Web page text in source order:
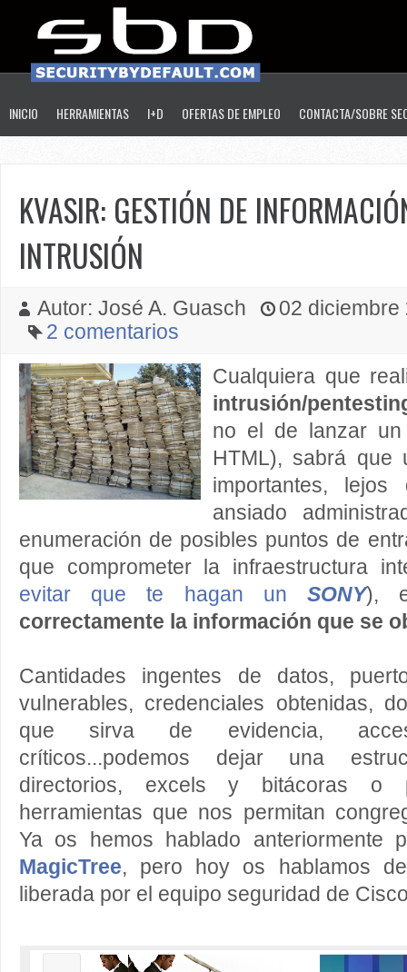
INICIO HERRAMIENTAS I+D OFERTAS DE EMPLEO CONTACTA/SOBRE
KVASIR: GESTIÓN DE
INTRUSIÓN
Autor: José A. Guasch
02 diciembre
2 comentarios
Cualquiera que
intrusión/
no el de lanzar
HTML), sabrá que
importantes,
ansiado
enumeración de posibles puntos de
que comprometer la infraestructura
evitar que te hagan unSONY),
correctamente la información que se
Cantidades ingentes de datos,
vulnerables, credenciales obtenidas,
que sirva de evidencia,
críticos...podemos dejar una
directorios, excels y bitácoras o
herramientas que nos permitan
Ya os hemos hablado
MagicTree, pero hoy os hablamos
liberada por el equipo seguridad de